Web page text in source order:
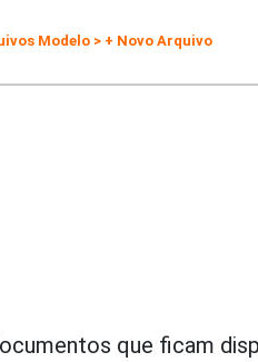
Modelo > + Novo Arquivo
que ficam